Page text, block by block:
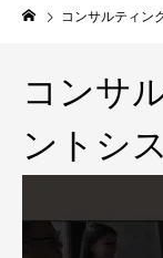
コンサルティン
コンサ
ントシ